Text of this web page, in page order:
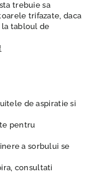
trebuie sa
trifazate, daca
la tabloul de
de aspiratie si
pentru
a sorbului se
consultati